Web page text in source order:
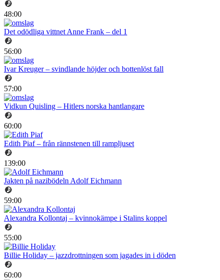
48:00
Det odödliga vittnet Anne Frank – del 1
56:00
Ivar Kreuger – svindlande höjder och bottenlöst fall
57:00
Vidkun Quisling – Hitlers norska hantlangare
60:00
Edith Piaf – från rännstenen till rampljuset
139:00
Jakten på nazibödeln Adolf Eichmann
59:00
Alexandra Kollontaj – kvinnokämpe i Stalins koppel
55:00
Billie Holiday – jazzdrottningen som jagades in i döden
60:00